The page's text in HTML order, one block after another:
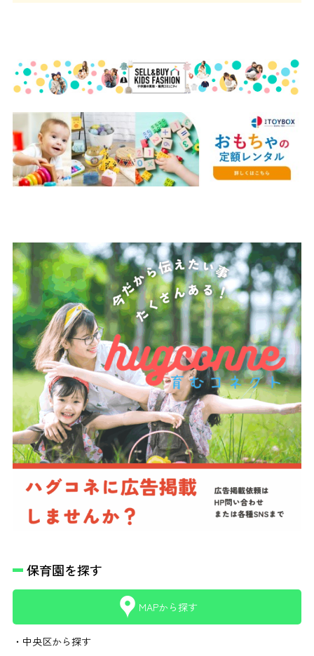
保育園を探す
MAPから探す
・中央区から探す